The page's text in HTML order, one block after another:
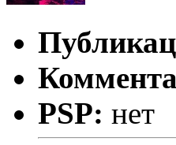
PSP: нет